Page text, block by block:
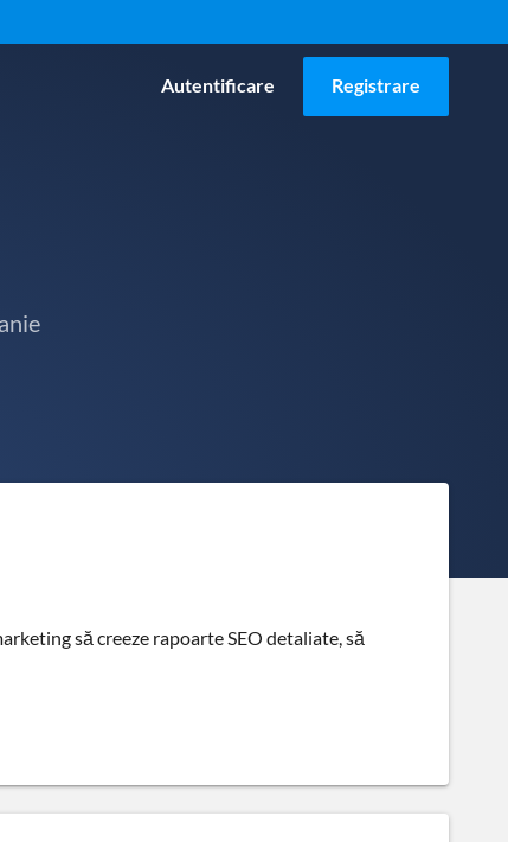
Autentificare Registrare
să creeze rapoarte SEO detaliate, să